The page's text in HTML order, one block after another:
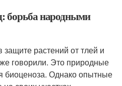
борьба народными
растений от тлей и
говорили. Это природные
биоценоза. Однако опытные